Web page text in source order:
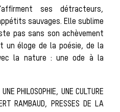
de
ses détracteurs,
sauvages. Elle sublime
pas sans son achèvement
un éloge de la poésie, de la
la nature : une ode à la
PHILOSOPHIE, UNE CULTURE
RAMBAUD, PRESSES DE LA